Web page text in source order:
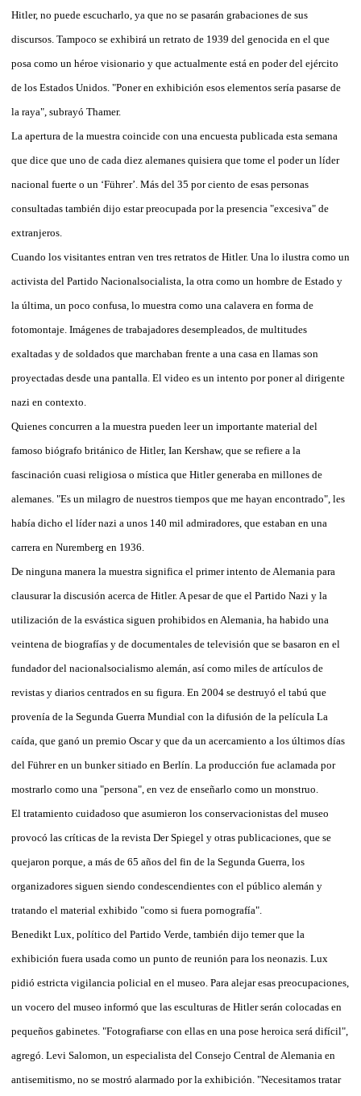
Hitler, no puede escucharlo, ya que no se pasarán grabaciones de sus
discursos. Tampoco se exhibirá un retrato de 1939 del genocida en el que
posa como un héroe visionario y que actualmente está en poder del ejército
de los Estados Unidos. "Poner en exhibición esos elementos sería pasarse de
la raya", subrayó Thamer.
La apertura de la muestra coincide con una encuesta publicada esta semana
que dice que uno de cada diez alemanes quisiera que tome el poder un líder
nacional fuerte o un ‘Führer’. Más del 35 por ciento de esas personas
consultadas también dijo estar preocupada por la presencia "excesiva" de
extranjeros.
Cuando los visitantes entran ven tres retratos de Hitler. Una lo ilustra como un
activista del Partido Nacionalsocialista, la otra como un hombre de Estado y
la última, un poco confusa, lo muestra como una calavera en forma de
fotomontaje. Imágenes de trabajadores desempleados, de multitudes
exaltadas y de soldados que marchaban frente a una casa en llamas son
proyectadas desde una pantalla. El video es un intento por poner al dirigente
nazi en contexto.
Quienes concurren a la muestra pueden leer un importante material del
famoso biógrafo británico de Hitler, Ian Kershaw, que se refiere a la
fascinación cuasi religiosa o mística que Hitler generaba en millones de
alemanes. "Es un milagro de nuestros tiempos que me hayan encontrado", les
había dicho el líder nazi a unos 140 mil admiradores, que estaban en una
carrera en Nuremberg en 1936.
De ninguna manera la muestra significa el primer intento de Alemania para
clausurar la discusión acerca de Hitler. A pesar de que el Partido Nazi y la
utilización de la esvástica siguen prohibidos en Alemania, ha habido una
veintena de biografías y de documentales de televisión que se basaron en el
fundador del nacionalsocialismo alemán, así como miles de artículos de
revistas y diarios centrados en su figura. En 2004 se destruyó el tabú que
provenía de la Segunda Guerra Mundial con la difusión de la película La
caída, que ganó un premio Oscar y que da un acercamiento a los últimos días
del Führer en un bunker sitiado en Berlín. La producción fue aclamada por
mostrarlo como una "persona", en vez de enseñarlo como un monstruo.
El tratamiento cuidadoso que asumieron los conservacionistas del museo
provocó las críticas de la revista Der Spiegel y otras publicaciones, que se
quejaron porque, a más de 65 años del fin de la Segunda Guerra, los
organizadores siguen siendo condescendientes con el público alemán y
tratando el material exhibido "como si fuera pornografía".
Benedikt Lux, político del Partido Verde, también dijo temer que la
exhibición fuera usada como un punto de reunión para los neonazis. Lux
pidió estricta vigilancia policial en el museo. Para alejar esas preocupaciones,
un vocero del museo informó que las esculturas de Hitler serán colocadas en
pequeños gabinetes. "Fotografiarse con ellas en una pose heroica será difícil",
agregó. Levi Salomon, un especialista del Consejo Central de Alemania en
antisemitismo, no se mostró alarmado por la exhibición. "Necesitamos tratar